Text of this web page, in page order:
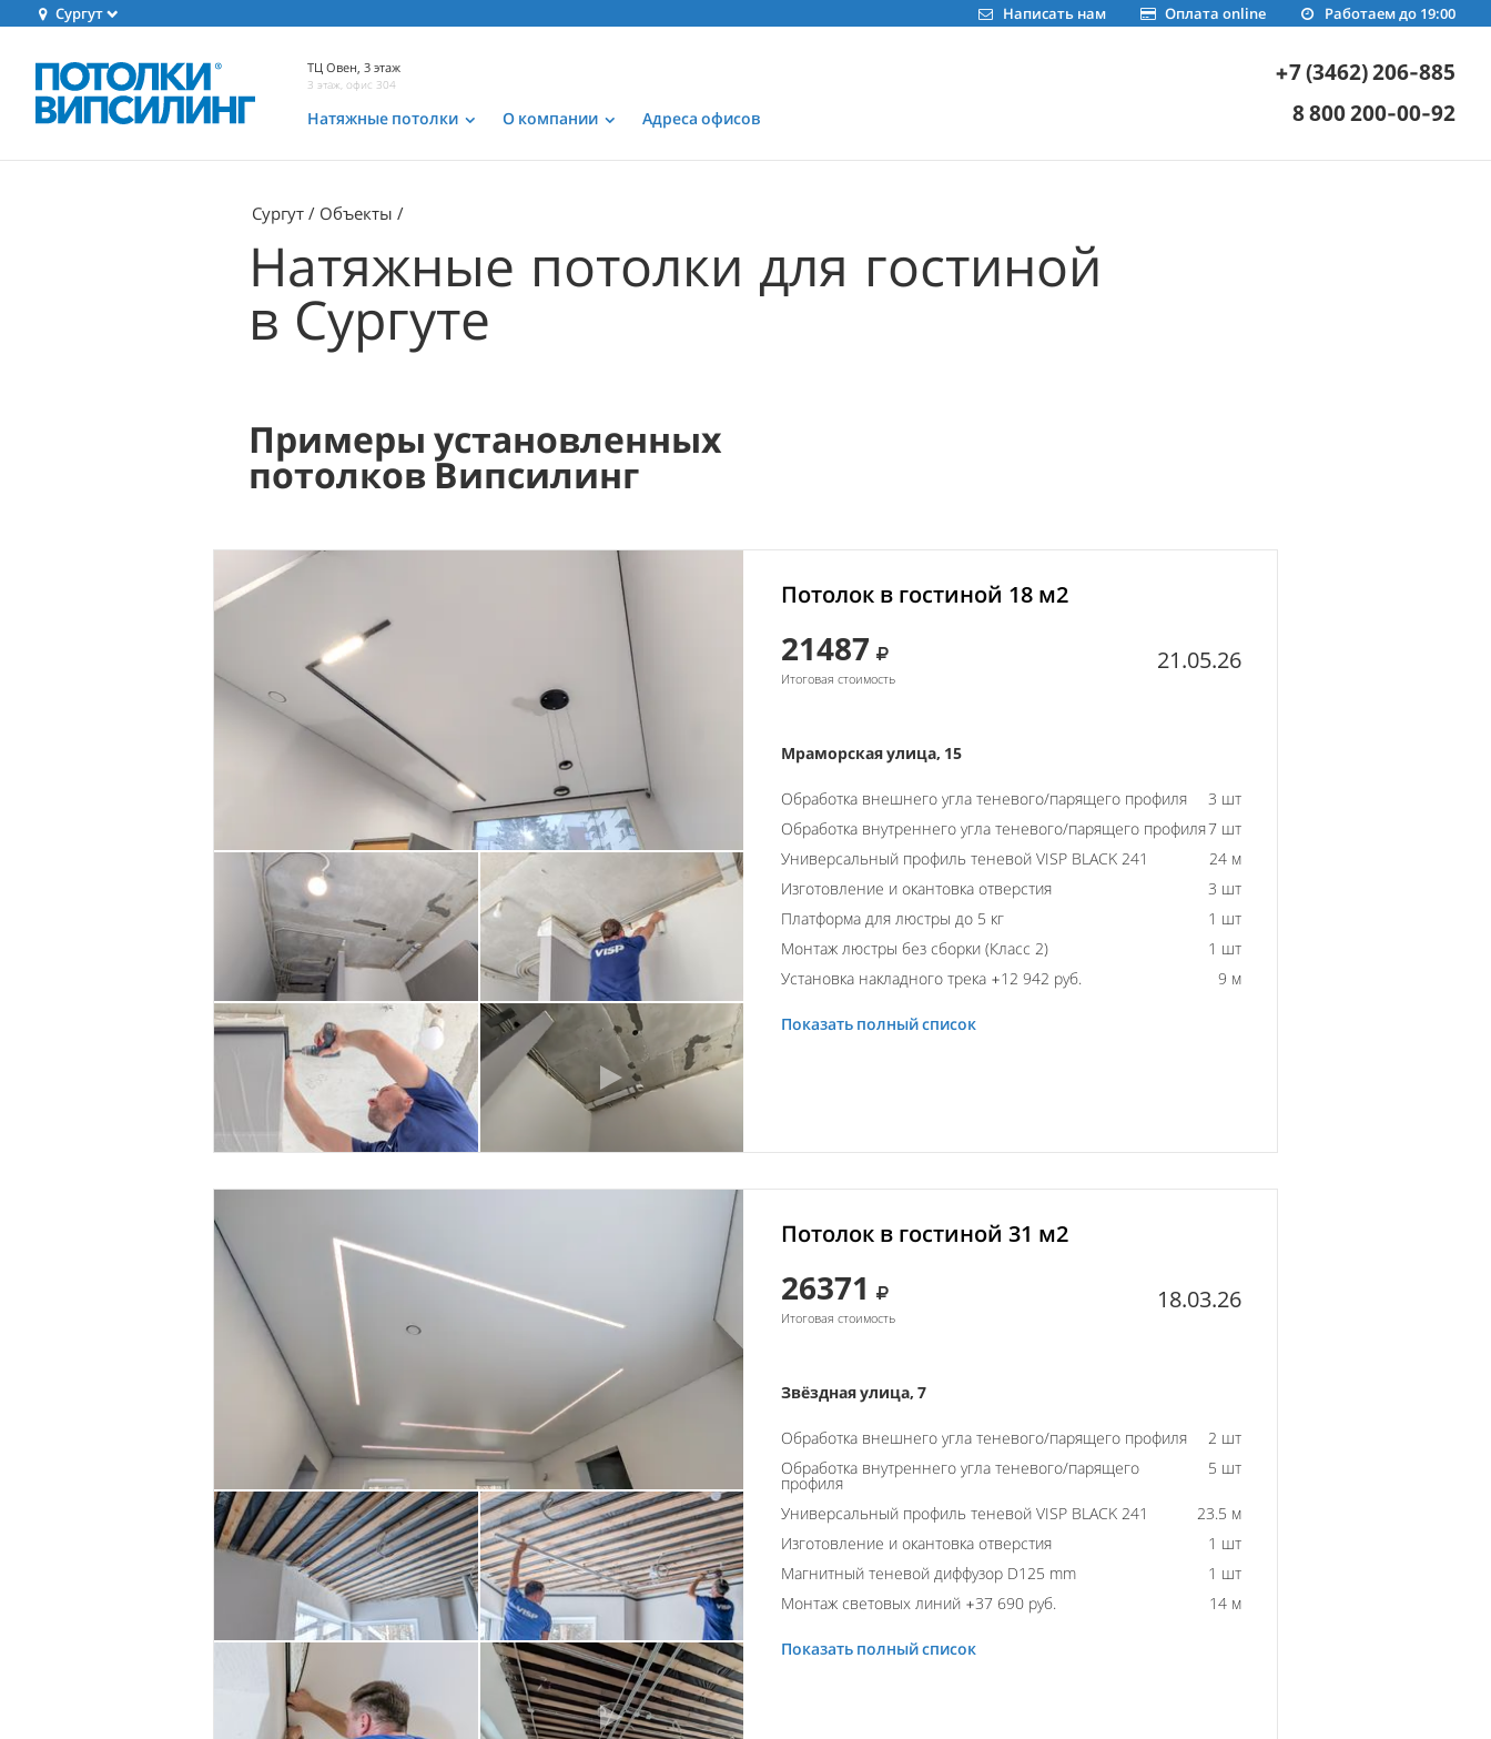
Сургут Работаем до 19:00
Оплата online
Написать нам
ТЦ Овен, 3 этаж
3 этаж, офис 304
Натяжные потолки О компании Адреса офисов
+7 (3462) 206-885
8 800 200-00-92
Сургут Объекты
Натяжные потолки для гостиной
в Сургуте
Примеры установленных
потолков Випсилинг
Потолок в гостиной 18 м2
21487
Итоговая стоимость
21.05.26
Мраморская улица, 15
Обработка внешнего угла теневого/парящего профиля
3 шт
Обработка внутреннего угла теневого/парящего профиля7 шт
Универсальный профиль теневой VISP BLACK 241
24 м
Изготовление и окантовка отверстия
3 шт
Платформа для люстры до 5 кг
1 шт
Монтаж люстры без сборки (Класс 2)
1 шт
Установка накладного трека +12 942 руб.
9 м
Показать полный список
Потолок в гостиной 31 м2
26371
Итоговая стоимость
18.03.26
Звёздная улица, 7
Обработка внешнего угла теневого/парящего профиля
2 шт
Обработка внутреннего угла теневого/парящего
профиля
5 шт
Универсальный профиль теневой VISP BLACK 241
23.5 м
Изготовление и окантовка отверстия
1 шт
Магнитный теневой диффузор D125 mm
1 шт
Монтаж световых линий +37 690 руб.
14 м
Показать полный список